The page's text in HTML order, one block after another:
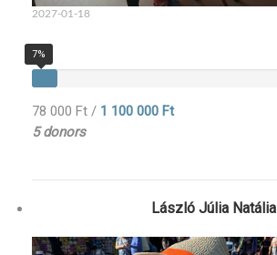
2027-01-18
7%
78 000 Ft / 1 100 000 Ft
5 donors
László Júlia Natália